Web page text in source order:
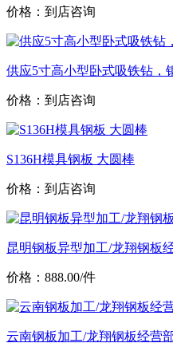
价格：到店咨询
供应5寸高小型卧式吸铁钻，
价格：到店咨询
S136H模具钢板 大圆棒
价格：到店咨询
昆明钢板异型加工/龙翔钢板
价格：888.00/件
云南钢板加工/龙翔钢板经营